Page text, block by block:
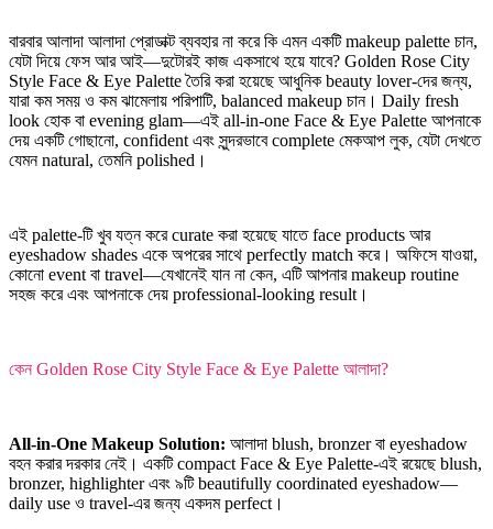
বারবার আলাদা আলাদা প্রোডাক্ট ব্যবহার না করে কি এমন একটি makeup palette চান,
যেটা দিয়ে ফেস আর আই—দুটোরই কাজ একসাথে হয়ে যাবে? Golden Rose City
Style Face & Eye Palette তৈরি করা হয়েছে আধুনিক beauty lover-দের জন্য,
যারা কম সময় ও কম ঝামেলায় পরিপাটি, balanced makeup চান। Daily fresh
look হোক বা evening glam—এই all-in-one Face & Eye Palette আপনাকে
দেয় একটি গোছানো, confident এবং সুন্দরভাবে complete মেকআপ লুক, যেটা দেখতে
যেমন natural, তেমনি polished।
এই palette-টি খুব যত্ন করে curate করা হয়েছে যাতে face products আর
eyeshadow shades একে অপরের সাথে perfectly match করে। অফিসে যাওয়া,
কোনো event বা travel—যেখানেই যান না কেন, এটি আপনার makeup routine
সহজ করে এবং আপনাকে দেয় professional-looking result।
কেন Golden Rose City Style Face & Eye Palette আলাদা?
All-in-One Makeup Solution: আলাদা blush, bronzer বা eyeshadow
বহন করার দরকার নেই। একটি compact Face & Eye Palette-এই রয়েছে blush,
bronzer, highlighter এবং ৯টি beautifully coordinated eyeshadow—
daily use ও travel-এর জন্য একদম perfect।